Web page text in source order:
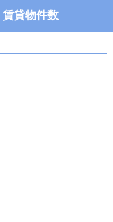
貸物件数